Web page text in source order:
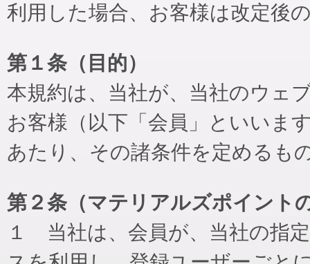
利用した場合、お客様は改定後
第１条（目的）
本規約は、当社が、当社のウェ
お客様（以下「会員」といいま
あたり、その諸条件を定めるも
第２条（マテリアルズポイント
１ 当社は、会員が、当社の指